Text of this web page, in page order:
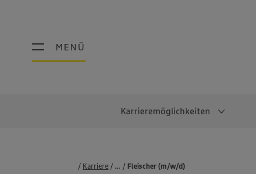
MENÜ
MENÜ
Karrieremöglichkeiten
Karriere Stellenbörse
Fleischer (m/w/d)
...